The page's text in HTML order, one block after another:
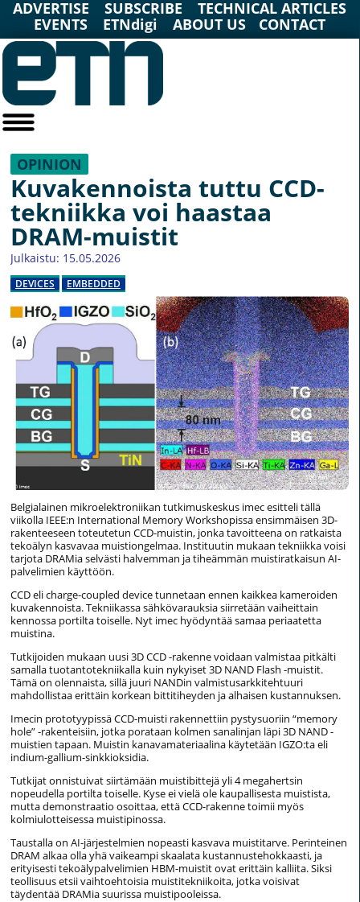
ADVERTISE SUBSCRIBE
TECHNICAL ARTICLES
EVENTS
ETNdigi ABOUT US CONTACT
OPINION
Kuvakennoista tuttu CCD-
tekniikka voi haastaa
DRAM-muistit
Julkaistu: 15.05.2026
DEVICES EMBEDDED
Belgialainen mikroelektroniikan tutkimuskeskus imec esitteli tällä
viikolla IEEE:n International Memory Workshopissa ensimmäisen 3D-
rakenteeseen toteutetun CCD-muistin, jonka tavoitteena on ratkaista
tekoälyn kasvavaa muistiongelmaa. Instituutin mukaan tekniikka voisi
tarjota DRAMia selvästi halvemman ja tiheämmän muistiratkaisun AI-
palvelimien käyttöön.
CCD eli charge-coupled device tunnetaan ennen kaikkea kameroiden
kuvakennoista. Tekniikassa sähkövarauksia siirretään vaiheittain
kennossa portilta toiselle. Nyt imec hyödyntää samaa periaatetta
muistina.
Tutkijoiden mukaan uusi 3D CCD -rakenne voidaan valmistaa pitkälti
samalla tuotantotekniikalla kuin nykyiset 3D NAND Flash -muistit.
Tämä on olennaista, sillä juuri NANDin valmistusarkkitehtuuri
mahdollistaa erittäin korkean bittitiheyden ja alhaisen kustannuksen.
Imecin prototyypissä CCD-muisti rakennettiin pystysuoriin “memory
hole” -rakenteisiin, jotka porataan kolmen sanalinjan läpi 3D NAND -
muistien tapaan. Muistin kanavamateriaalina käytetään IGZO:ta eli
indium-gallium-sinkkioksidia.
Tutkijat onnistuivat siirtämään muistibittejä yli 4 megahertsin
nopeudella portilta toiselle. Kyse ei vielä ole kaupallisesta muistista,
mutta demonstraatio osoittaa, että CCD-rakenne toimii myös
kolmiulotteisessa muistipinossa.
Taustalla on AI-järjestelmien nopeasti kasvava muistitarve. Perinteinen
DRAM alkaa olla yhä vaikeampi skaalata kustannustehokkaasti, ja
erityisesti tekoälypalvelimien HBM-muistit ovat erittäin kalliita. Siksi
teollisuus etsii vaihtoehtoisia muistitekniikoita, jotka voisivat
täydentää DRAMia suurissa muistipooleissa.